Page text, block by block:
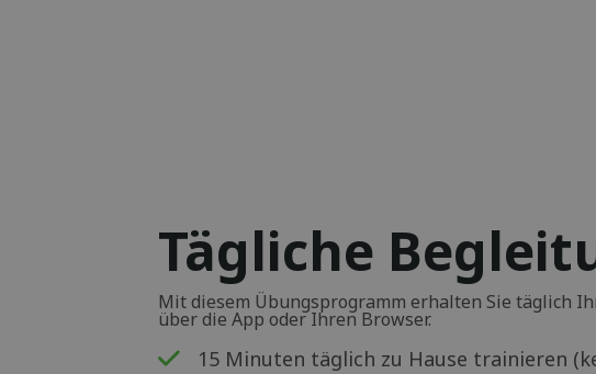
Tägliche
Mit diesem Übungsprogramm erhalten Sie täglich
über die App oder Ihren Browser.
15 Minuten täglich zu Hause trainieren